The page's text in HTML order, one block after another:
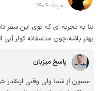
مرداد 1404
بنا به تجربه ای که توی این
بهتر باشه،چون متاسفانه کولر
پاسخ میزبان
ممنون از شما ولی وقتی